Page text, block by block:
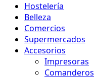
Hostelería
Belleza
Comercios
Supermercados
Accesorios
Impresoras
Comanderos